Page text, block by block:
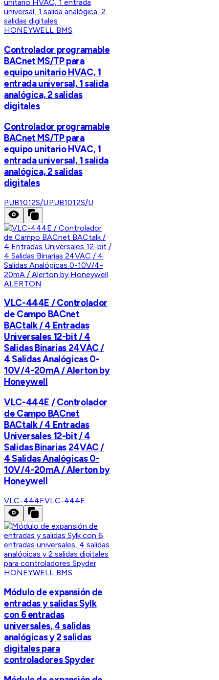
HONEYWELL BMS
Controlador programable
BACnet MS/TP para
equipo unitario HVAC, 1
entrada universal, 1 salida
analógica, 2 salidas
digitales
Controlador programable
BACnet MS/TP para
equipo unitario HVAC, 1
entrada universal, 1 salida
analógica, 2 salidas
digitales
PUB1012S/UPUB1012S/U
ALERTON
VLC-444E / Controlador
de Campo BACnet
BACtalk / 4 Entradas
Universales 12-bit / 4
Salidas Binarias 24VAC /
4 Salidas Analógicas 0-
10V/4-20mA / Alerton by
Honeywell
VLC-444E / Controlador
de Campo BACnet
BACtalk / 4 Entradas
Universales 12-bit / 4
Salidas Binarias 24VAC /
4 Salidas Analógicas 0-
10V/4-20mA / Alerton by
Honeywell
VLC-444EVLC-444E
HONEYWELL BMS
Módulo de expansión de
entradas y salidas Sylk
con 6 entradas
universales, 4 salidas
analógicas y 2 salidas
digitales para
controladores Spyder